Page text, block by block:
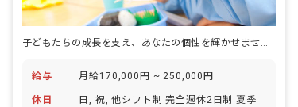
給与 月給170,000円 ~ 250,000円
休日
日, 祝, 他シフト制 完全週休2日制 夏季